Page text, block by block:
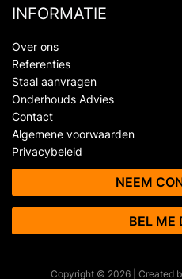
INFORMATIE
Over ons
Referenties
Staal aanvragen
Onderhouds Advies
Contact
Algemene voorwaarden
Privacybeleid
NEEM
BEL ME
Copyright © 2026 | Created